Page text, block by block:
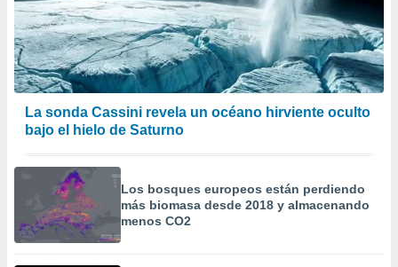
La sonda Cassini revela un océano hirviente oculto
bajo el hielo de Saturno
Los bosques europeos están perdiendo
más biomasa desde 2018 y almacenando
menos CO2